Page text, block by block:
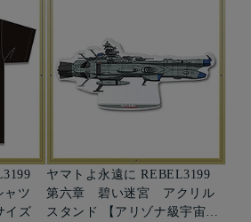
ツ
イズ
ヤマトよ永遠に REBEL3199
第六章 碧い迷宮 アクリル
スタンド 【アリゾナ級宇宙戦